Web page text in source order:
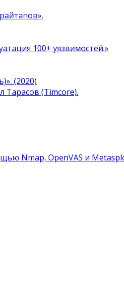
100+ уязвимостей.»
(2020)
Тарасов (Timcore).
Nmap, OpenVAS и